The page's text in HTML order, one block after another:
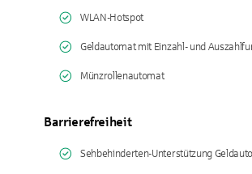
WLAN-Hotspot
Geldautomat mit Einzahl- und
Münzrollenautomat
Barrierefreiheit
Sehbehinderten-Unterstützung